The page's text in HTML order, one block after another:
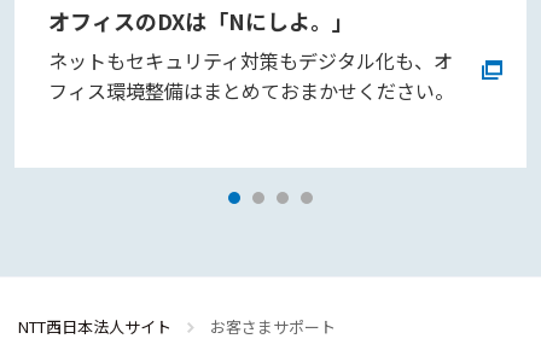
オフィスのDXは「Nにしよ。」
ネットもセキュリティ対策もデジタル化も、オ
フィス環境整備はまとめておまかせください。
NTT西日本法人サイト お客さまサポート
NTT西日本_AIサポート 新規会話